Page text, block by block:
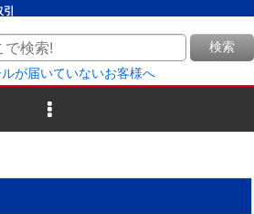
検索
が届いていないお客様へ